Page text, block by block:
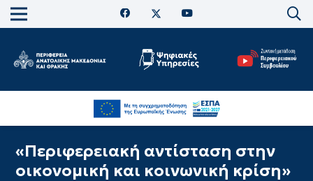
«Περιφερειακή αντίσταση στην
οικονομική και κοινωνική κρίση»